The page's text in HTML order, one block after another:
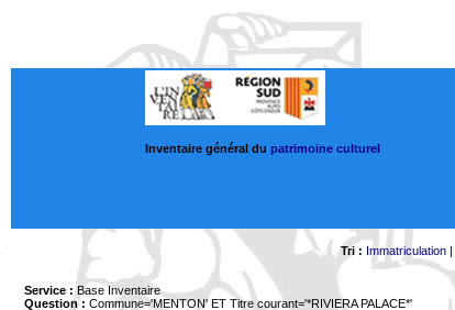
Inventaire général du patrimoine culturel
Tri : Immatriculation|
Service : Base Inventaire
Question : Commune='MENTON' ET Titre courant='*RIVIERA PALACE*'